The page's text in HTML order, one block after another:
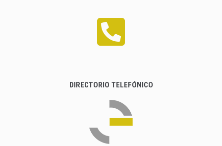
DIRECTORIO TELEFÓNICO